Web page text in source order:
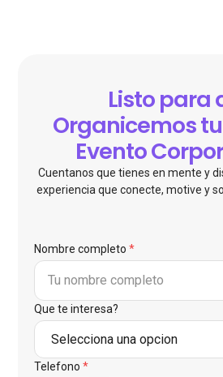
Listo para
Organicemos
Evento
Cuentanos que tienes en mente y
experiencia que conecte, motive y
Nombre completo *
Que te interesa?
Telefono *